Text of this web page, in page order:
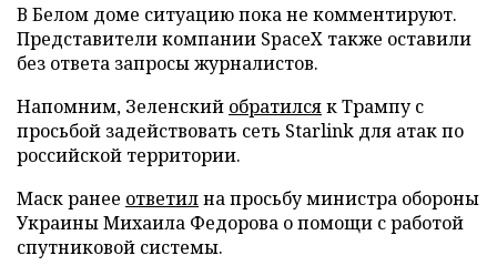
В Белом доме ситуацию пока не комментируют.
Представители компании SpaceX также оставили
без ответа запросы журналистов.
Напомним, Зеленский обратилсяк Трампу с
просьбой задействовать сеть Starlink для атак по
российской территории.
Маск ранее ответилна просьбу министра обороны
Украины Михаила Федорова о помощи с работой
спутниковой системы.